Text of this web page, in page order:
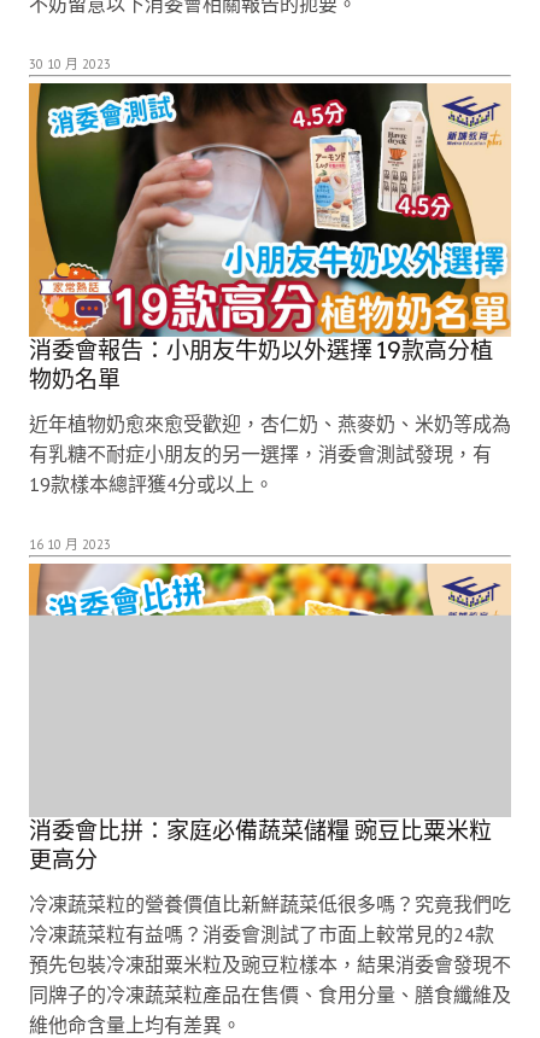
30 10 月 2023
消委會報告：小朋友牛奶以外選擇 19款高分植
物奶名單
近年植物奶愈來愈受歡迎，杏仁奶、燕麥奶、米奶等成為
有乳糖不耐症小朋友的另一選擇，消委會測試發現，有
19款樣本總評獲4分或以上。
16 10 月 2023
消委會比拼：家庭必備蔬菜儲糧 豌豆比粟米粒
更高分
冷凍蔬菜粒的營養價值比新鮮蔬菜低很多嗎？究竟我們吃
冷凍蔬菜粒有益嗎？消委會測試了市面上較常見的24款
預先包裝冷凍甜粟米粒及豌豆粒樣本，結果消委會發現不
同牌子的冷凍蔬菜粒產品在售價、食用分量、膳食纖維及
維他命含量上均有差異。